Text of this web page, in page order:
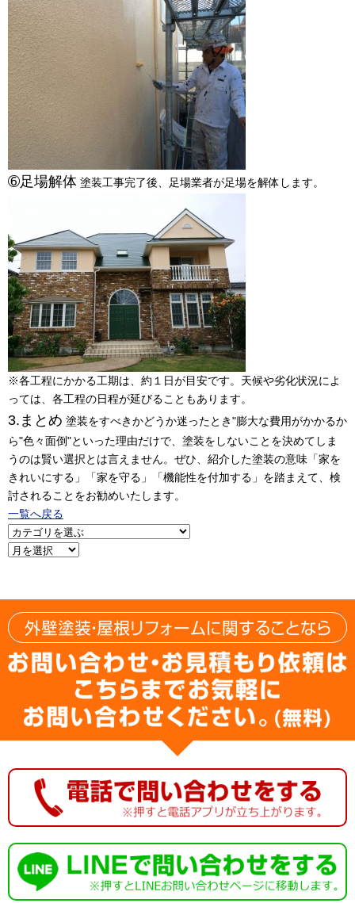
➅足場解体 塗装工事完了後、足場業者が足場を解体します。
※各工程にかかる工期は、約１日が目安です。天候や劣化状況によ
っては、各工程の日程が延びることもあります。
3.まとめ 塗装をすべきかどうか迷ったとき"膨大な費用がかかるか
ら"色々面倒"といった理由だけで、塗装をしないことを決めてしま
うのは賢い選択とは言えません。ぜひ、紹介した塗装の意味「家を
きれいにする」「家を守る」「機能性を付加する」を踏まえて、検
討されることをお勧めいたします。
一覧へ戻る